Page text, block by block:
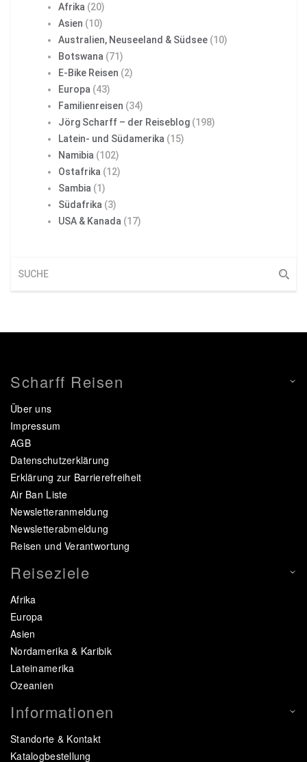
Afrika (20)
Asien (10)
Australien, Neuseeland & Südsee (10)
Botswana (71)
E-Bike Reisen (2)
Europa (43)
Familienreisen (34)
Jörg Scharff – der Reiseblog (198)
Latein- und Südamerika (15)
Namibia (102)
Ostafrika (12)
Sambia (1)
Südafrika (3)
USA & Kanada (17)
Scharff Reisen
Über uns
Impressum
AGB
Datenschutzerklärung
Erklärung zur Barrierefreiheit
Air Ban Liste
Newsletteranmeldung
Newsletterabmeldung
Reisen und Verantwortung
Reiseziele
Afrika
Europa
Asien
Nordamerika & Karibik
Lateinamerika
Ozeanien
Informationen
Standorte & Kontakt
Katalogbestellung